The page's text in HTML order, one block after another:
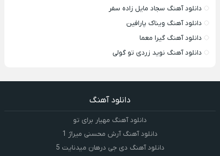
دانلود آهنگ سجاد مایل زاده سفر
دانلود آهنگ ویناک پارافین
دانلود آهنگ گیرا معما
دانلود آهنگ نوید زردی تو گولی
دانلود آهنگ
دانلود آهنگ مهیار برای تو
دانلود آهنگ آرش محسنی میراژ 1
دانلود آهنگ دی جی درهان میدنایت 5